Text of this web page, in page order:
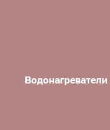
Водонагреватели